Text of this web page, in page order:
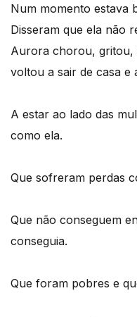
Num momento estava
Disseram que ela não
Aurora chorou, gritou,
voltou a sair de casa e
A estar ao lado das
como ela.
Que sofreram perdas
Que não conseguem
conseguia.
Que foram pobres e